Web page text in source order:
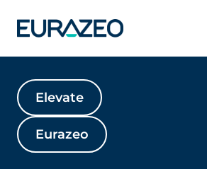
Elevate
Eurazeo